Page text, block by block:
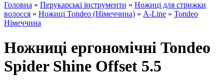
Головна » Перукарські інструменти » Ножиці для стрижки
волосся » Ножиці Tondeo (Німеччина) » A-Line » Tondeo
Німеччина
Ножниці ергономічні Tondeo
Spider Shine Offset 5.5